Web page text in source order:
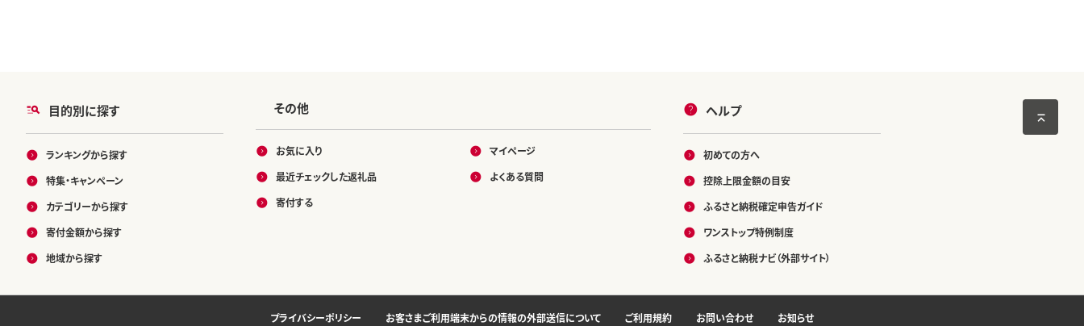
目的別に探す
ランキングから探す
特集・キャンペーン
カテゴリーから探す
寄付金額から探す
地域から探す
その他
お気に入り
最近チェックした返礼品
寄付する
マイページ
よくある質問
ヘルプ
初めての方へ
控除上限金額の目安
ふるさと納税確定申告ガイド
ワンストップ特例制度
ふるさと納税ナビ（外部サイト）
プライバシーポリシー お客さまご利用端末からの情報の外部送信について ご利用規約 お問い合わせ お知らせ